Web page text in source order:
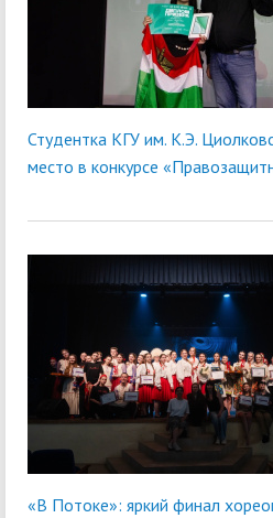
Студентка КГУ им. К.Э.
место в конкурсе
«В Потоке»: яркий финал